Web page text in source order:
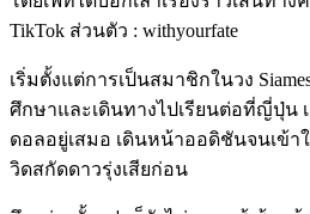
TikTok ส่วนตัว : withyourfate
เริ่มตั้งแต่การเป็นสมาชิกในวง
ศึกษาและเดินทางไปเรียนต่อที่ญี่ปุ่น
ดอลอยู่เสมอ เดินหน้าออดิชันจนเข้
วิดสกัดดาวรุ่งเสียก่อน